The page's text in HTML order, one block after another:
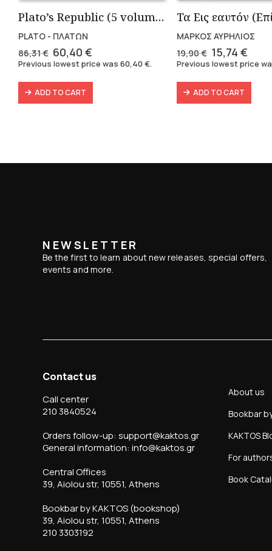
Plato’s Republic (5 volumes)
PLATO - ΠΛΑΤΩΝ
86,31€ Original
price
86,31 €.
60,40€
price
60,40 €.
Previous lowest price was 60,40€.
ADD TO CART
ΜΑΡΚΟΣ ΑΥΡΗΛΙΟΣ
19,90€ Original
price
19,90 €.
15,74 €
15,74
Previous lowest price
ADD TO CART
NEWSLETTER
Be the first to learn about new releases, special offers,
events and more.
Contact us
Call center
210 3840524
Orders follow-up: support@kaktos.gr
General information: info@kaktos.gr
Central Offices
39, Aiolou str, 10551, Athens
Bookbar by KAKTOS (bookshop)
39, Aiolou str, 10551, Athens
210 3303192
About us
Bookbar
KAKTOS
For
Book